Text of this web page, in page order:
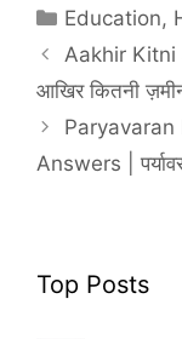
Categories
Education,
Aakhir Kitni
आखिर कितनी
Answers |
Top Posts